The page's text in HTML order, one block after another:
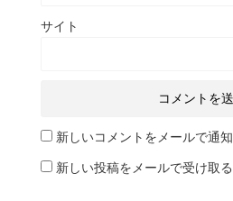
サイト
新しいコメントをメールで通知
新しい投稿をメールで受け取る